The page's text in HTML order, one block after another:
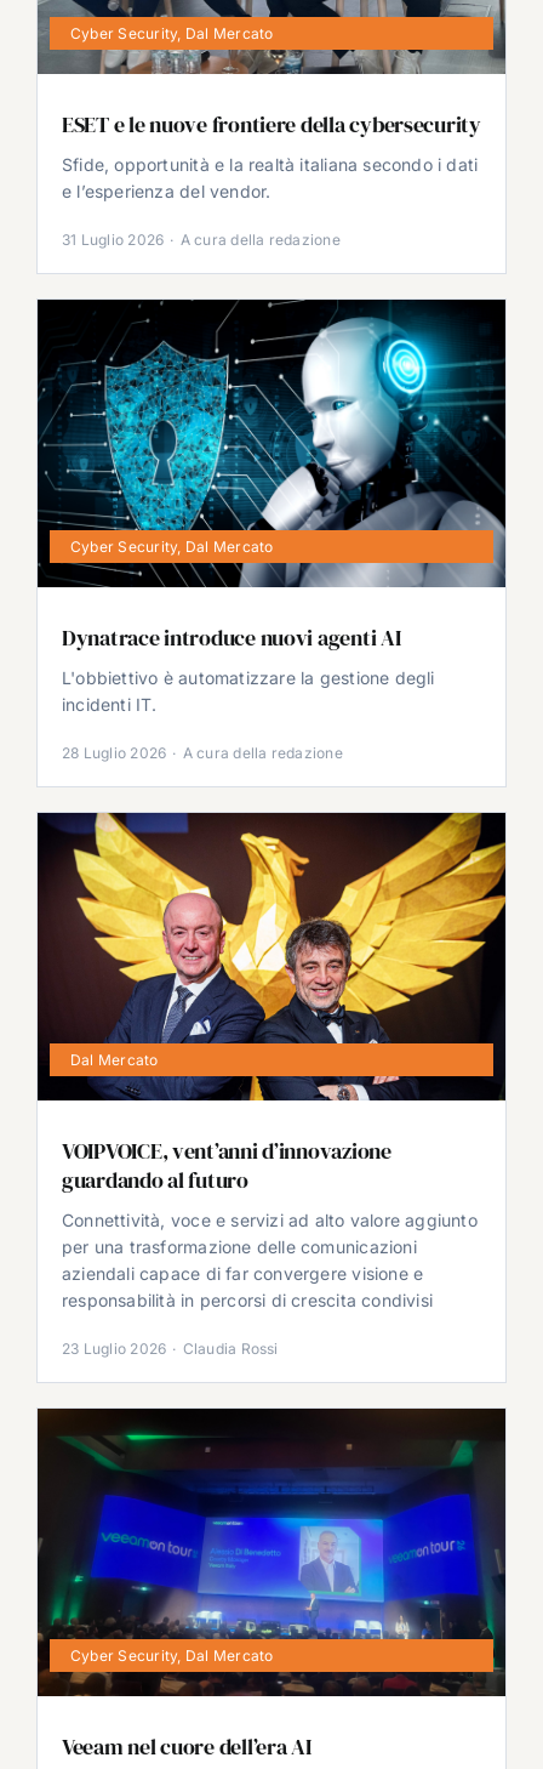
Cyber Security, Dal Mercato
ESET e le nuove frontiere della cybersecurity
Sfide, opportunità e la realtà italiana secondo i dati
e l’esperienza del vendor.
31 Luglio 2026 · A cura della redazione
Cyber Security, Dal Mercato
Dynatrace introduce nuovi agenti AI
L'obbiettivo è automatizzare la gestione degli
incidenti IT.
28 Luglio 2026 · A cura della redazione
Dal Mercato
VOIPVOICE, vent’anni d’innovazione
guardando al futuro
Connettività, voce e servizi ad alto valore aggiunto
per una trasformazione delle comunicazioni
aziendali capace di far convergere visione e
responsabilità in percorsi di crescita condivisi
23 Luglio 2026 · Claudia Rossi
Cyber Security, Dal Mercato
Veeam nel cuore dell’era AI